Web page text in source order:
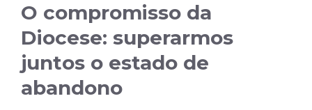
O compromisso da
Diocese: superarmos
juntos o estado de
abandono